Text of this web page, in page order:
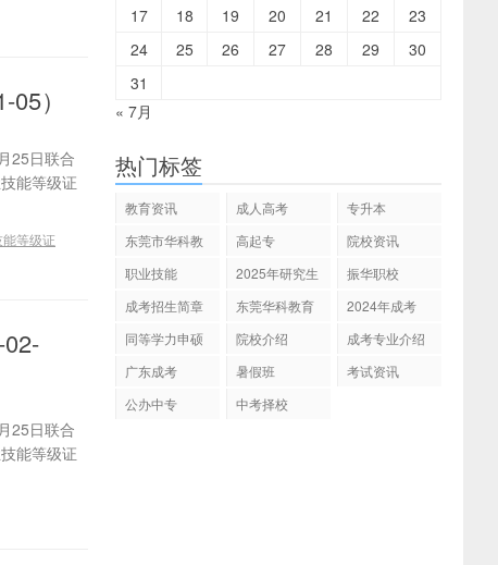
）
25日联合
能等级证
等级证
25日联合
能等级证
17
18 19 20 21 22
23
24
25 26 27 28 29
30
31
« 7月
热门标签
教育资讯 成人高考
专升本
东莞市华科教
高起专
院校资讯
职业技能
2025年研究生
振华职校
成考招生简章
东莞华科教育
2024年成考
同等学力申硕
院校介绍
成考专业介绍
广东成考
暑假班
考试资讯
公办中专
中考择校